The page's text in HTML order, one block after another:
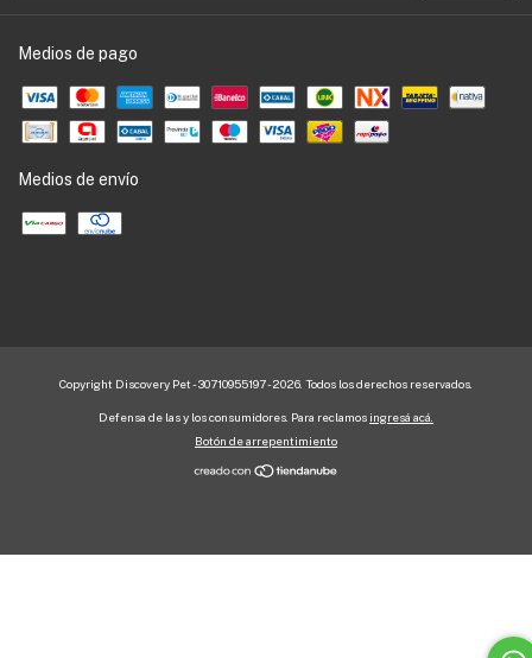
Medios de pago
Medios de envío
Copyright Discovery Pet - 30710955197 - 2026. Todos los derechos reservados.
Defensa de las y los consumidores. Para reclamos ingresá acá.
Botón de arrepentimiento